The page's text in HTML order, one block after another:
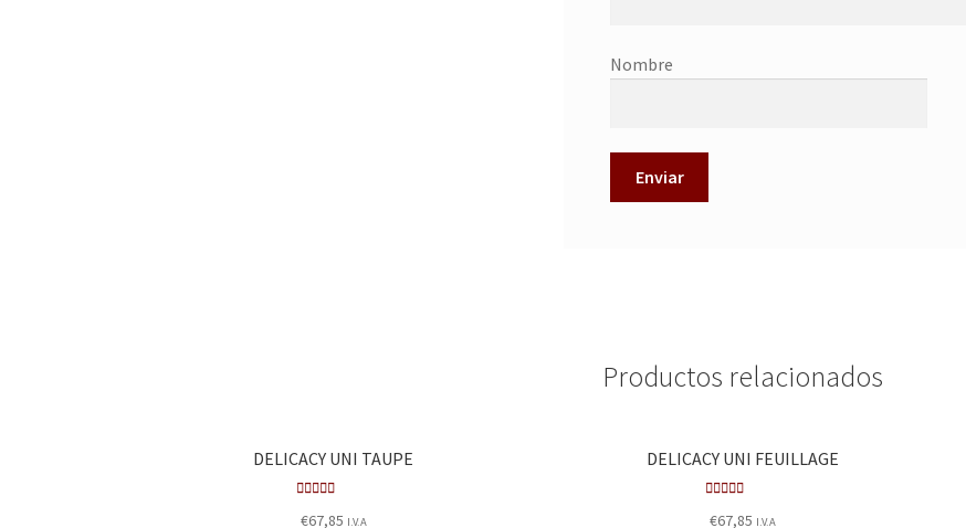
Nombre
Productos relacionados
DELICACY UNI TAUPE
€67,85 I.V.A
DELICACY UNI FEUILLAGE
€67,85 I.V.A